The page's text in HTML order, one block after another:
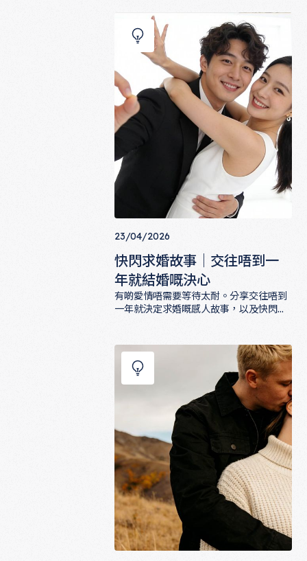
23/04/2026
快閃求婚故事｜交往唔到一
年就結婚嘅決心
有啲愛情唔需要等待太耐。分享交往唔到
一年就決定求婚嘅感人故事，以及快閃愛